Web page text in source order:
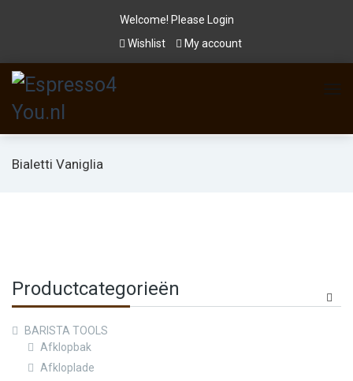
Welcome! Please
Login
Wishlist
My account
Bialetti Vaniglia
Productcategorieën
BARISTA TOOLS
Afklopbak
Afkloplade